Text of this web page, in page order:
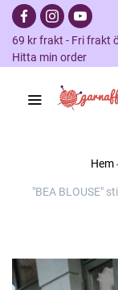
69 kr frakt - Fri frakt
Hitta min order
Hem
"BEA BLOUSE"